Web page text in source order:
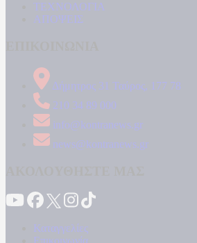
ΤΕΧΝΟΛΟΓΙΑ
ΑΠΟΨΕΙΣ
Δήμητρος 31 Ταύρος, 177 78
210 34 89 000
info@kontranews.gr
news@kontranews.gr
Καταγγελίες